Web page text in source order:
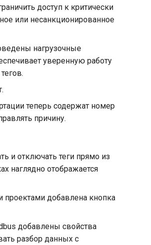
доступ к критически
или несанкционированное
нагрузочные
уверенную работу
теперь содержат номер
причину.
и отключать теги прямо из
наглядно отображается
проектами добавлена кнопка
добавлены свойства
разбор данных с